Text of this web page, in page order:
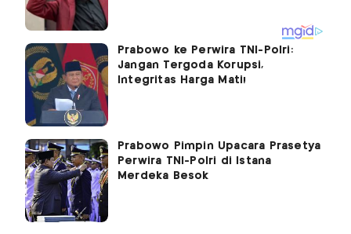
Prabowo ke Perwira TNI-Polri:
Jangan Tergoda Korupsi,
Integritas Harga Mati!
Prabowo Pimpin Upacara Prasetya
Perwira TNI-Polri di Istana
Merdeka Besok